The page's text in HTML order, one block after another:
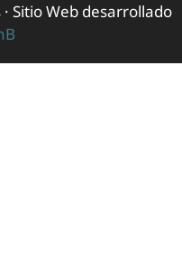
Sitio Web desarrollado